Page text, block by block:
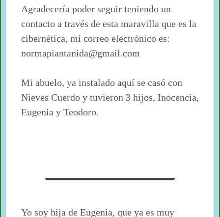
Agradecería poder seguir teniendo un
contacto a través de esta maravilla que es la
cibernética, mi correo electrónico es:
normapiantanida@gmail.com
Mi abuelo, ya instalado aquí se casó con
Nieves Cuerdo y tuvieron 3 hijos, Inocencia,
Eugenia y Teodoro.
Yo soy hija de Eugenia, que ya es muy